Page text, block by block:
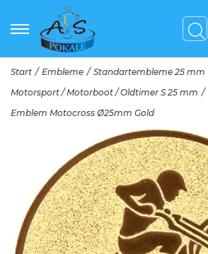
Start / Embleme / Standartembleme 25 mm
Motorsport / Motorboot / Oldtimer S 25 mm /
Emblem Motocross Ø25mm Gold